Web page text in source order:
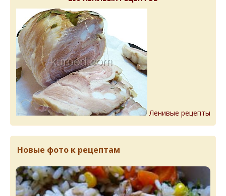
Ленивые рецепты
Новые фото к рецептам